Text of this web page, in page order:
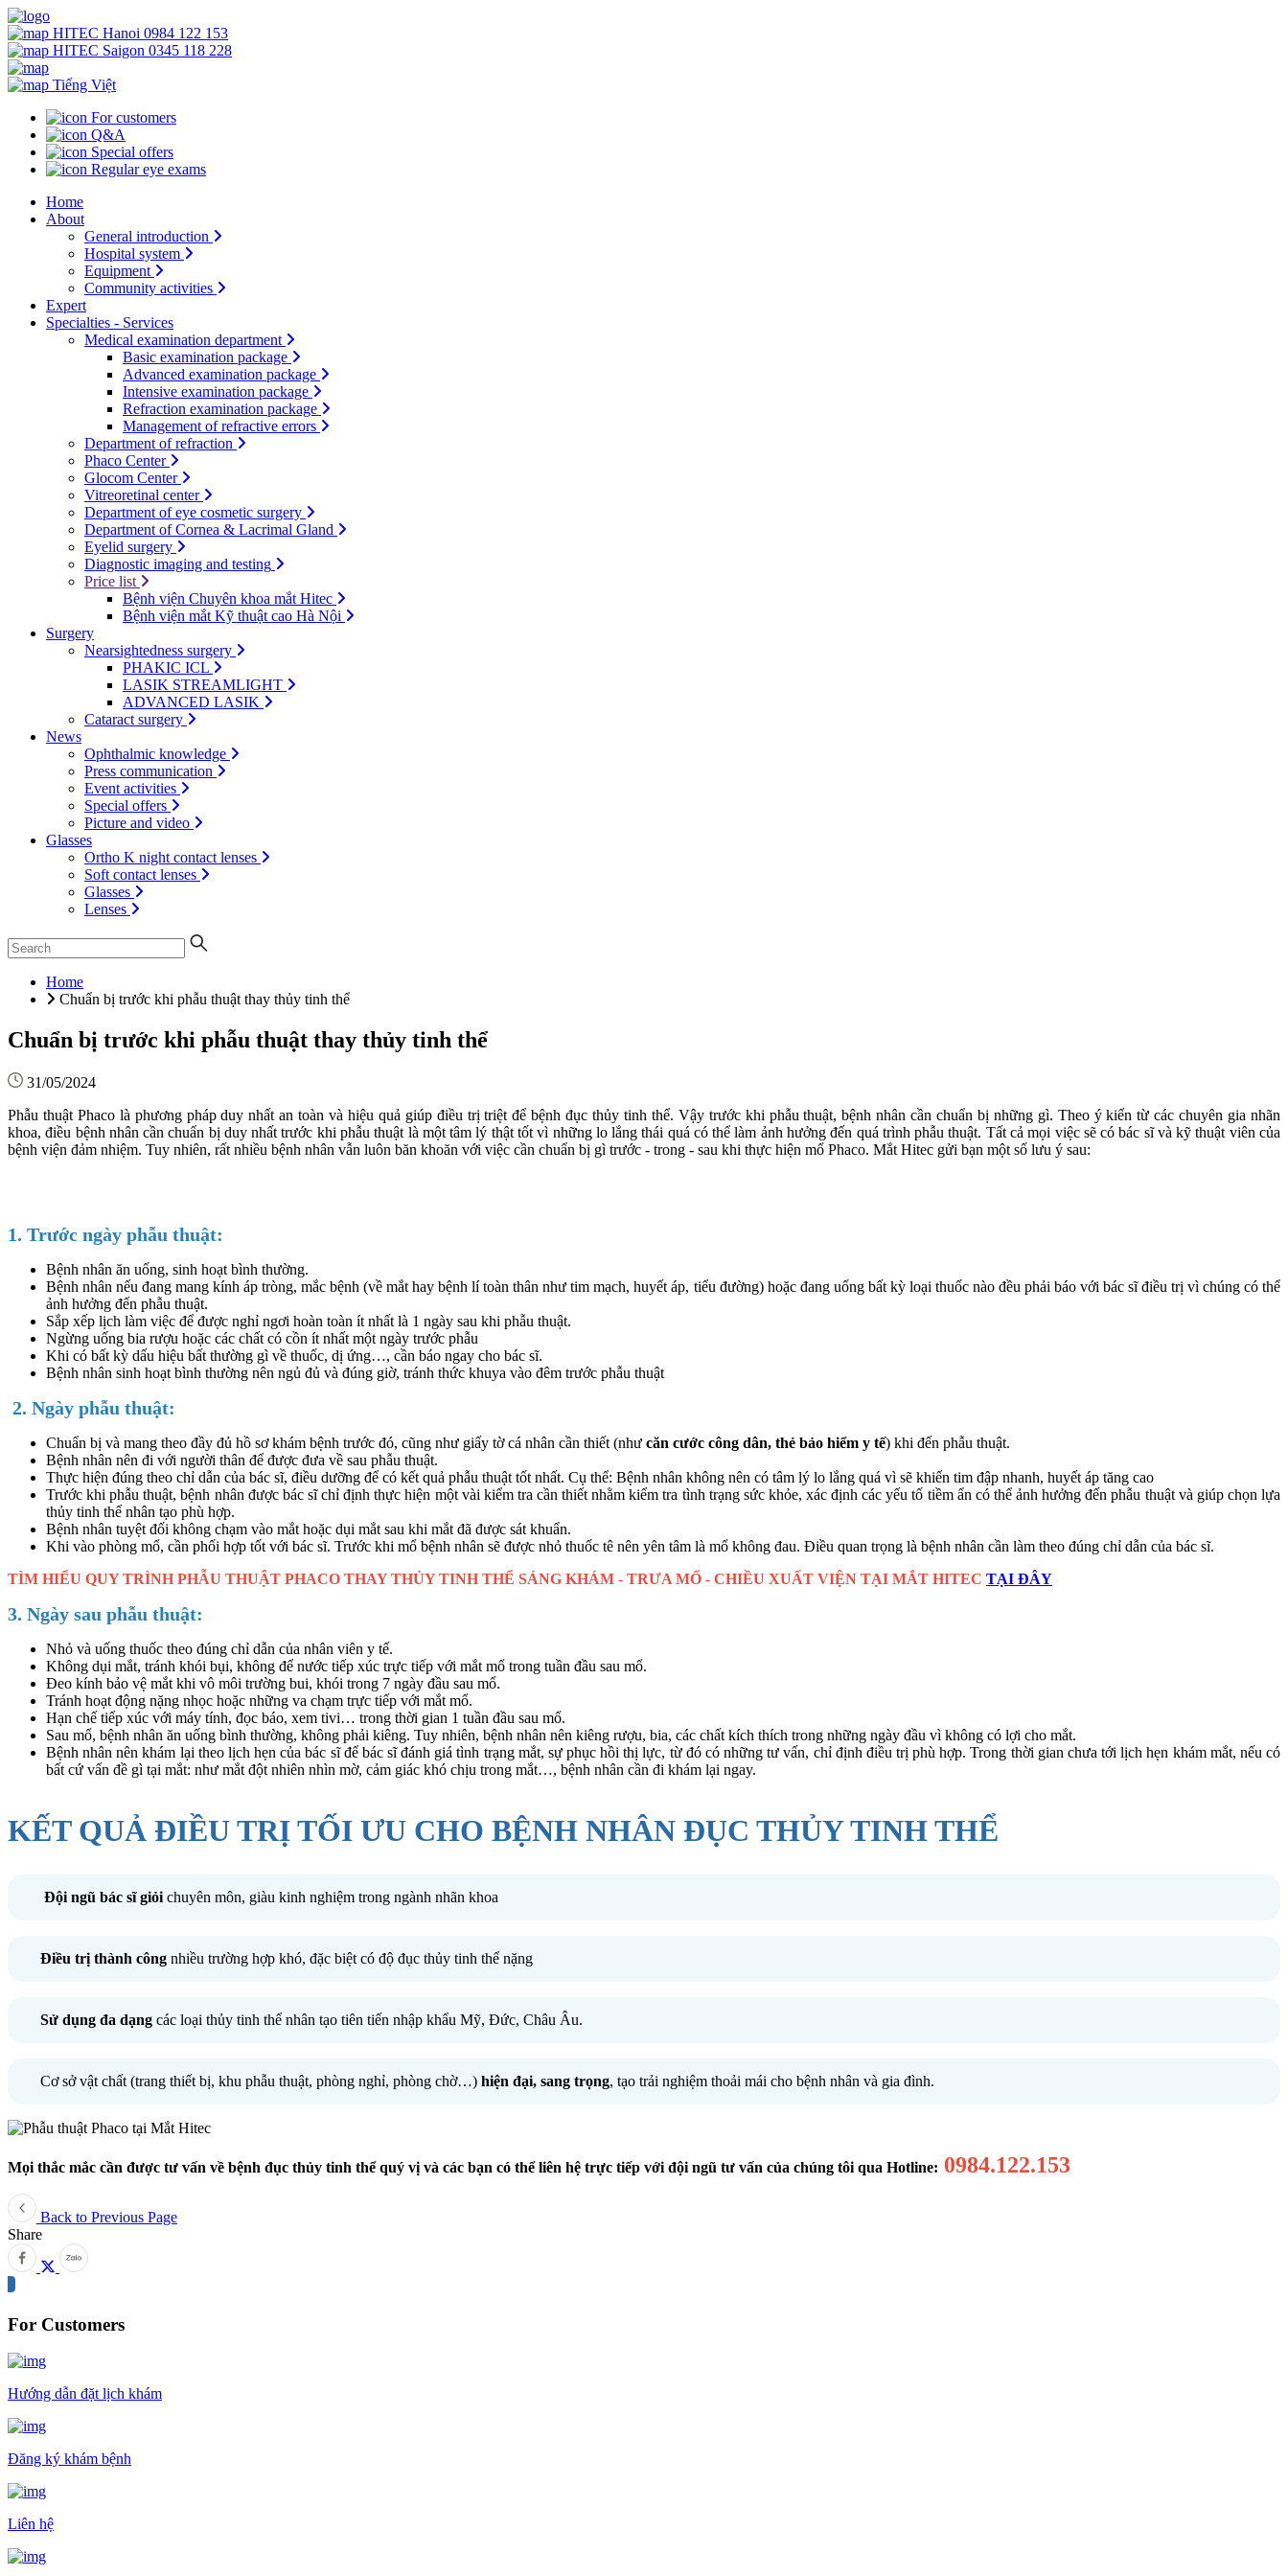
HITEC Hanoi 0984 122 153
HITEC Saigon 0345 118 228
Tiếng Việt
For customers
Q&A
Special offers
Regular eye exams
Home
About
General introduction
Hospital system
Equipment
Community activities
Expert
Specialties - Services
Medical examination department
Basic examination package
Advanced examination package
Intensive examination package
Refraction examination package
Management of refractive errors
Department of refraction
Phaco Center
Glocom Center
Vitreoretinal center
Department of eye cosmetic surgery
Department of Cornea & Lacrimal Gland
Eyelid surgery
Diagnostic imaging and testing
Price list
Bệnh viện Chuyên khoa mắt Hitec
Bệnh viện mắt Kỹ thuật cao Hà Nội
Surgery
Nearsightedness surgery
PHAKIC ICL
LASIK STREAMLIGHT
ADVANCED LASIK
Cataract surgery
News
Ophthalmic knowledge
Press communication
Event activities
Special offers
Picture and video
Glasses
Ortho K night contact lenses
Soft contact lenses
Glasses
Lenses
Home
Chuẩn bị trước khi phẫu thuật thay thủy tinh thể
Chuẩn bị trước khi phẫu thuật thay thủy tinh thể
31/05/2024
Phẫu thuật Phaco là phương pháp duy nhất an toàn và hiệu quả giúp điều trị triệt để bệnh đục thủy tinh thể. Vậy trước khi phẫu thuật, bệnh nhân cần chuẩn bị những gì. Theo ý kiến từ các chuyên gia nhãn
khoa, điều bệnh nhân cần chuẩn bị duy nhất trước khi phẫu thuật là một tâm lý thật tốt vì những lo lắng thái quá có thể làm ảnh hưởng đến quá trình phẫu thuật. Tất cả mọi việc sẽ có bác sĩ và kỹ thuật viên của
bệnh viện đảm nhiệm. Tuy nhiên, rất nhiều bệnh nhân vẫn luôn băn khoăn với việc cần chuẩn bị gì trước - trong - sau khi thực hiện mổ Phaco. Mắt Hitec gửi bạn một số lưu ý sau:
1. Trước ngày phẫu thuật:
Bệnh nhân ăn uống, sinh hoạt bình thường.
Bệnh nhân nếu đang mang kính áp tròng, mắc bệnh (về mắt hay bệnh lí toàn thân như tim mạch, huyết áp, tiểu đường) hoặc đang uống bất kỳ loại thuốc nào đều phải báo với bác sĩ điều trị vì chúng có thể
ảnh hưởng đến phẫu thuật.
Sắp xếp lịch làm việc để được nghỉ ngơi hoàn toàn ít nhất là 1 ngày sau khi phẫu thuật.
Ngừng uống bia rượu hoặc các chất có cồn ít nhất một ngày trước phẫu
Khi có bất kỳ dấu hiệu bất thường gì về thuốc, dị ứng…, cần báo ngay cho bác sĩ.
Bệnh nhân sinh hoạt bình thường nên ngủ đủ và đúng giờ, tránh thức khuya vào đêm trước phẫu thuật
2. Ngày phẫu thuật:
Chuẩn bị và mang theo đầy đủ hồ sơ khám bệnh trước đó, cũng như giấy tờ cá nhân cần thiết (như căn cước công dân, thẻ bảo hiểm y tế) khi đến phẫu thuật.
Bệnh nhân nên đi với người thân để được đưa về sau phẫu thuật.
Thực hiện đúng theo chỉ dẫn của bác sĩ, điều dưỡng để có kết quả phẫu thuật tốt nhất. Cụ thể: Bệnh nhân không nên có tâm lý lo lắng quá vì sẽ khiến tim đập nhanh, huyết áp tăng cao
Trước khi phẫu thuật, bệnh nhân được bác sĩ chỉ định thực hiện một vài kiểm tra cần thiết nhằm kiểm tra tình trạng sức khỏe, xác định các yếu tố tiềm ẩn có thể ảnh hưởng đến phẫu thuật và giúp chọn lựa
thủy tinh thể nhân tạo phù hợp.
Bệnh nhân tuyệt đối không chạm vào mắt hoặc dụi mắt sau khi mắt đã được sát khuẩn.
Khi vào phòng mổ, cần phối hợp tốt với bác sĩ. Trước khi mổ bệnh nhân sẽ được nhỏ thuốc tê nên yên tâm là mổ không đau. Điều quan trọng là bệnh nhân cần làm theo đúng chỉ dẫn của bác sĩ.
TÌM HIỂU QUY TRÌNH PHẪU THUẬT PHACO THAY THỦY TINH THỂ SÁNG KHÁM - TRƯA MỔ - CHIỀU XUẤT VIỆN TẠI MẮT HITEC TẠI ĐÂY
3. Ngày sau phẫu thuật:
Nhỏ và uống thuốc theo đúng chỉ dẫn của nhân viên y tế.
Không dụi mắt, tránh khói bụi, không để nước tiếp xúc trực tiếp với mắt mổ trong tuần đầu sau mổ.
Đeo kính bảo vệ mắt khi vô môi trường bui, khói trong 7 ngày đầu sau mổ.
Tránh hoạt động nặng nhọc hoặc những va chạm trực tiếp với mắt mổ.
Hạn chế tiếp xúc với máy tính, đọc báo, xem tivi… trong thời gian 1 tuần đầu sau mổ.
Sau mổ, bệnh nhân ăn uống bình thường, không phải kiêng. Tuy nhiên, bệnh nhân nên kiêng rượu, bia, các chất kích thích trong những ngày đầu vì không có lợi cho mắt.
Bệnh nhân nên khám lại theo lịch hẹn của bác sĩ để bác sĩ đánh giá tình trạng mắt, sự phục hồi thị lực, từ đó có những tư vấn, chỉ định điều trị phù hợp. Trong thời gian chưa tới lịch hẹn khám mắt, nếu có
bất cứ vấn đề gì tại mắt: như mắt đột nhiên nhìn mờ, cảm giác khó chịu trong mắt…, bệnh nhân cần đi khám lại ngay.
KẾT QUẢ ĐIỀU TRỊ TỐI ƯU CHO BỆNH NHÂN ĐỤC THỦY TINH THỂ
Đội ngũ bác sĩ giỏi chuyên môn, giàu kinh nghiệm trong ngành nhãn khoa
Điều trị thành công nhiều trường hợp khó, đặc biệt có độ đục thủy tinh thể nặng
Sử dụng đa dạng các loại thủy tinh thể nhân tạo tiên tiến nhập khẩu Mỹ, Đức, Châu Âu.
Cơ sở vật chất (trang thiết bị, khu phẫu thuật, phòng nghỉ, phòng chờ…) hiện đại, sang trọng, tạo trải nghiệm thoải mái cho bệnh nhân và gia đình.
Mọi thắc mắc cần được tư vấn về bệnh đục thủy tinh thể quý vị và các bạn có thể liên hệ trực tiếp với đội ngũ tư vấn của chúng tôi qua Hotline: 0984.122.153
Back to Previous Page
Share
For Customers
Hướng dẫn đặt lịch khám
Đăng ký khám bệnh
Liên hệ